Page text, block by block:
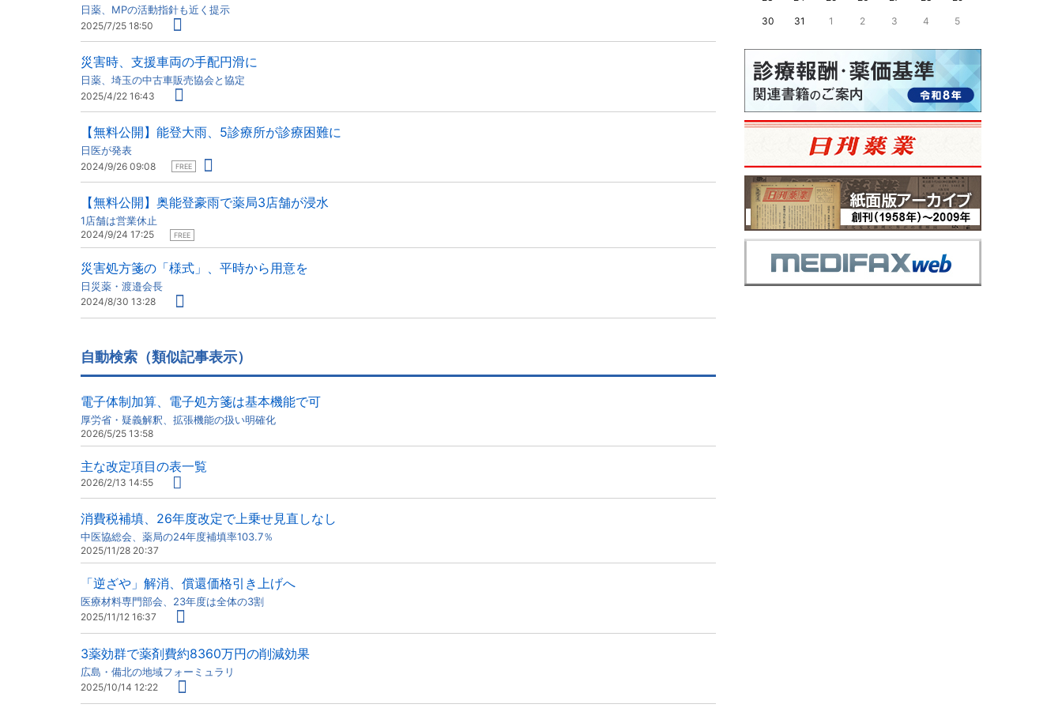
日薬、MPの活動指針も近く提示
2025/7/25 18:50
災害時、支援車両の手配円滑に
日薬、埼玉の中古車販売協会と協定
2025/4/22 16:43
【無料公開】能登大雨、5診療所が診療困難に
日医が発表
2024/9/26 09:08 FREE
【無料公開】奥能登豪雨で薬局3店舗が浸水
1店舗は営業休止
2024/9/24 17:25 FREE
災害処方箋の「様式」、平時から用意を
日災薬・渡邉会長
2024/8/30 13:28
自動検索（類似記事表示）
電子体制加算、電子処方箋は基本機能で可
厚労省・疑義解釈、拡張機能の扱い明確化
2026/5/25 13:58
主な改定項目の表一覧
2026/2/13 14:55
消費税補填、26年度改定で上乗せ見直しなし
中医協総会、薬局の24年度補填率103.7％
2025/11/28 20:37
「逆ざや」解消、償還価格引き上げへ
医療材料専門部会、23年度は全体の3割
2025/11/12 16:37
3薬効群で薬剤費約8360万円の削減効果
広島・備北の地域フォーミュラリ
2025/10/14 12:22
30
31 1 2 3 4 5